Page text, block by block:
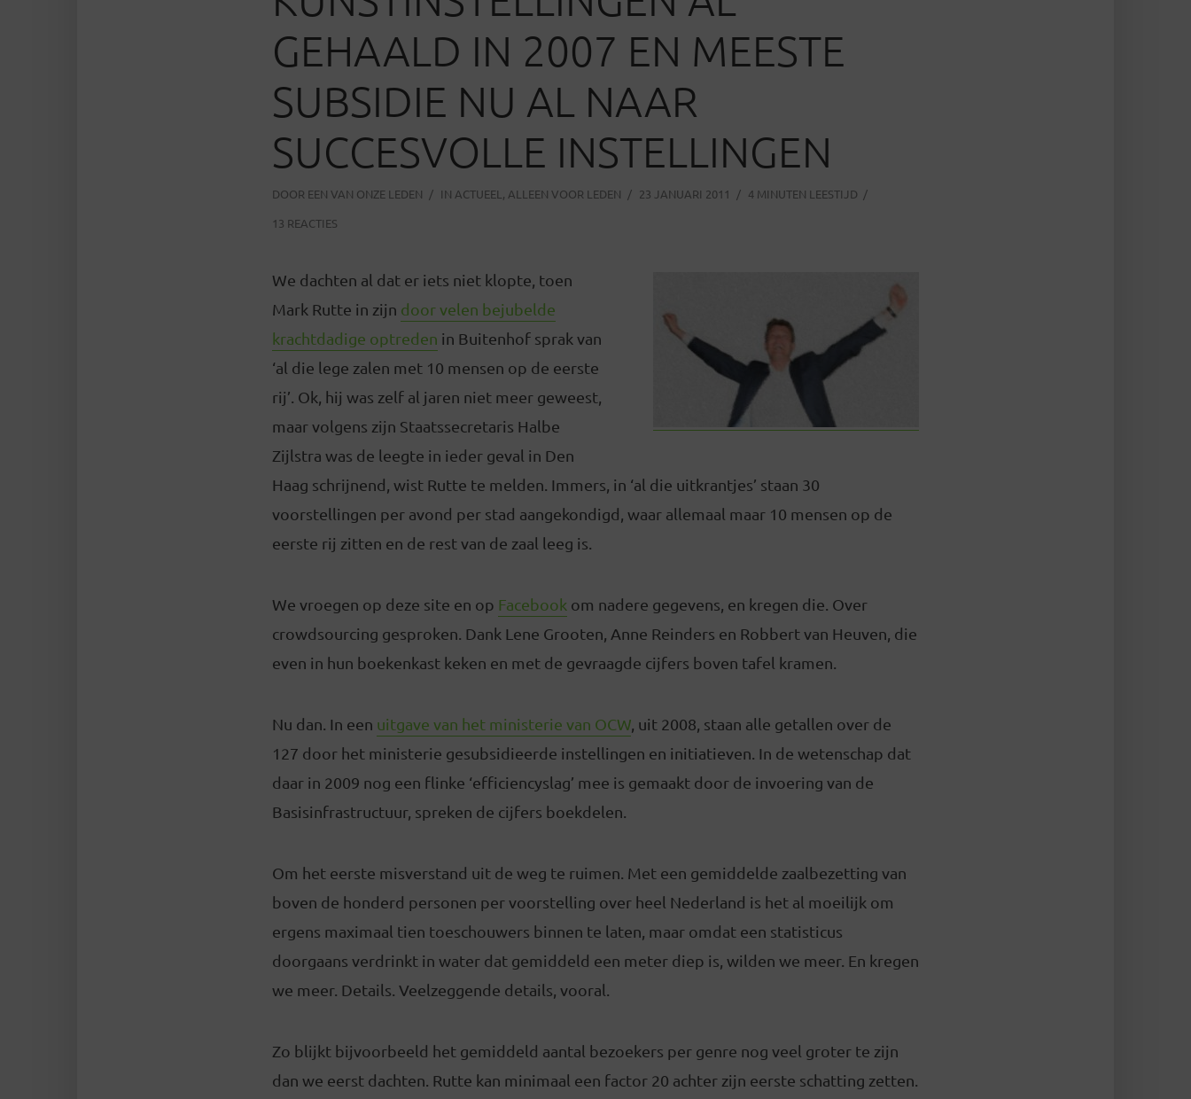
GEHAALD IN 2007 EN MEESTE
SUBSIDIE NU AL NAAR
SUCCESVOLLE INSTELLINGEN
DOOR EEN VAN ONZE LEDEN IN ACTUEEL , ALLEEN VOOR LEDEN 23 JANUARI 2011
4 MINUTEN LEESTIJD
13 REACTIES
We dachten al dat er iets niet klopte, toen
Mark Rutte in zijn door velen bejubelde
krachtdadige optreden in Buitenhof sprak van
‘al die lege zalen met 10 mensen op de eerste
rij’. Ok, hij was zelf al jaren niet meer geweest,
maar volgens zijn Staatssecretaris Halbe
Zijlstra was de leegte in ieder geval in Den
Haag schrijnend, wist Rutte te melden. Immers, in ‘al die uitkrantjes’ staan 30
voorstellingen per avond per stad aangekondigd, waar allemaal maar 10 mensen op de
eerste rij zitten en de rest van de zaal leeg is.
We vroegen op deze site en op Facebook om nadere gegevens, en kregen die. Over
crowdsourcing gesproken. Dank Lene Grooten, Anne Reinders en Robbert van Heuven, die
even in hun boekenkast keken en met de gevraagde cijfers boven tafel kramen.
Nu dan. In een uitgave van het ministerie van OCW, uit 2008, staan alle getallen over de
127 door het ministerie gesubsidieerde instellingen en initiatieven. In de wetenschap dat
daar in 2009 nog een flinke ‘efficiencyslag’ mee is gemaakt door de invoering van de
Basisinfrastructuur, spreken de cijfers boekdelen.
Om het eerste misverstand uit de weg te ruimen. Met een gemiddelde zaalbezetting van
boven de honderd personen per voorstelling over heel Nederland is het al moeilijk om
ergens maximaal tien toeschouwers binnen te laten, maar omdat een statisticus
doorgaans verdrinkt in water dat gemiddeld een meter diep is, wilden we meer. En kregen
we meer. Details. Veelzeggende details, vooral.
Zo blijkt bijvoorbeeld het gemiddeld aantal bezoekers per genre nog veel groter te zijn
dan we eerst dachten. Rutte kan minimaal een factor 20 achter zijn eerste schatting zetten.